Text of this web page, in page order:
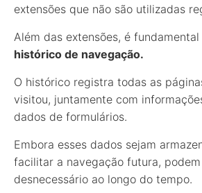
extensões que não são utilizadas
Além das extensões, é
histórico de navegação.
O histórico registra todas as
visitou, juntamente com
dados de formulários.
Embora esses dados sejam
facilitar a navegação futura,
desnecessário ao longo do tempo.